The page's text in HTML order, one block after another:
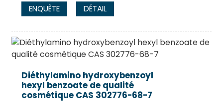
ENQUÊTE DÉTAIL
Diéthylamino hydroxybenzoyl
hexyl benzoate de qualité
cosmétique CAS 302776-68-7